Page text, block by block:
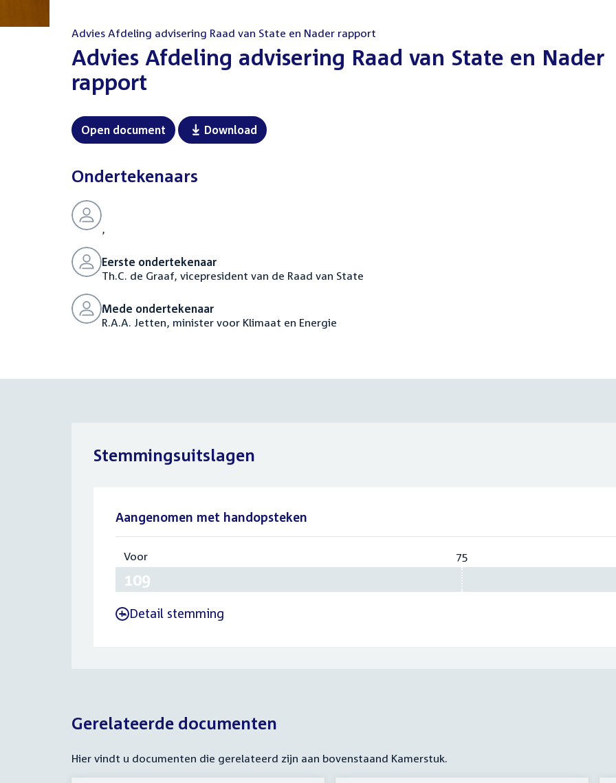
Advies Afdeling advisering Raad van State en Nader rapport
Advies Afdeling advisering Raad van State en Nader
rapport
Open document Download
Ondertekenaars
,
Eerste ondertekenaar
Th.C. de Graaf, vicepresident van de Raad van State
Mede ondertekenaar
R.A.A. Jetten, minister voor Klimaat en Energie
Stemmingsuitslagen
Aangenomen met handopsteken
Voor
109
75
- Detail stemming
Gerelateerde documenten
Hier vindt u documenten die gerelateerd zijn aan bovenstaand Kamerstuk.